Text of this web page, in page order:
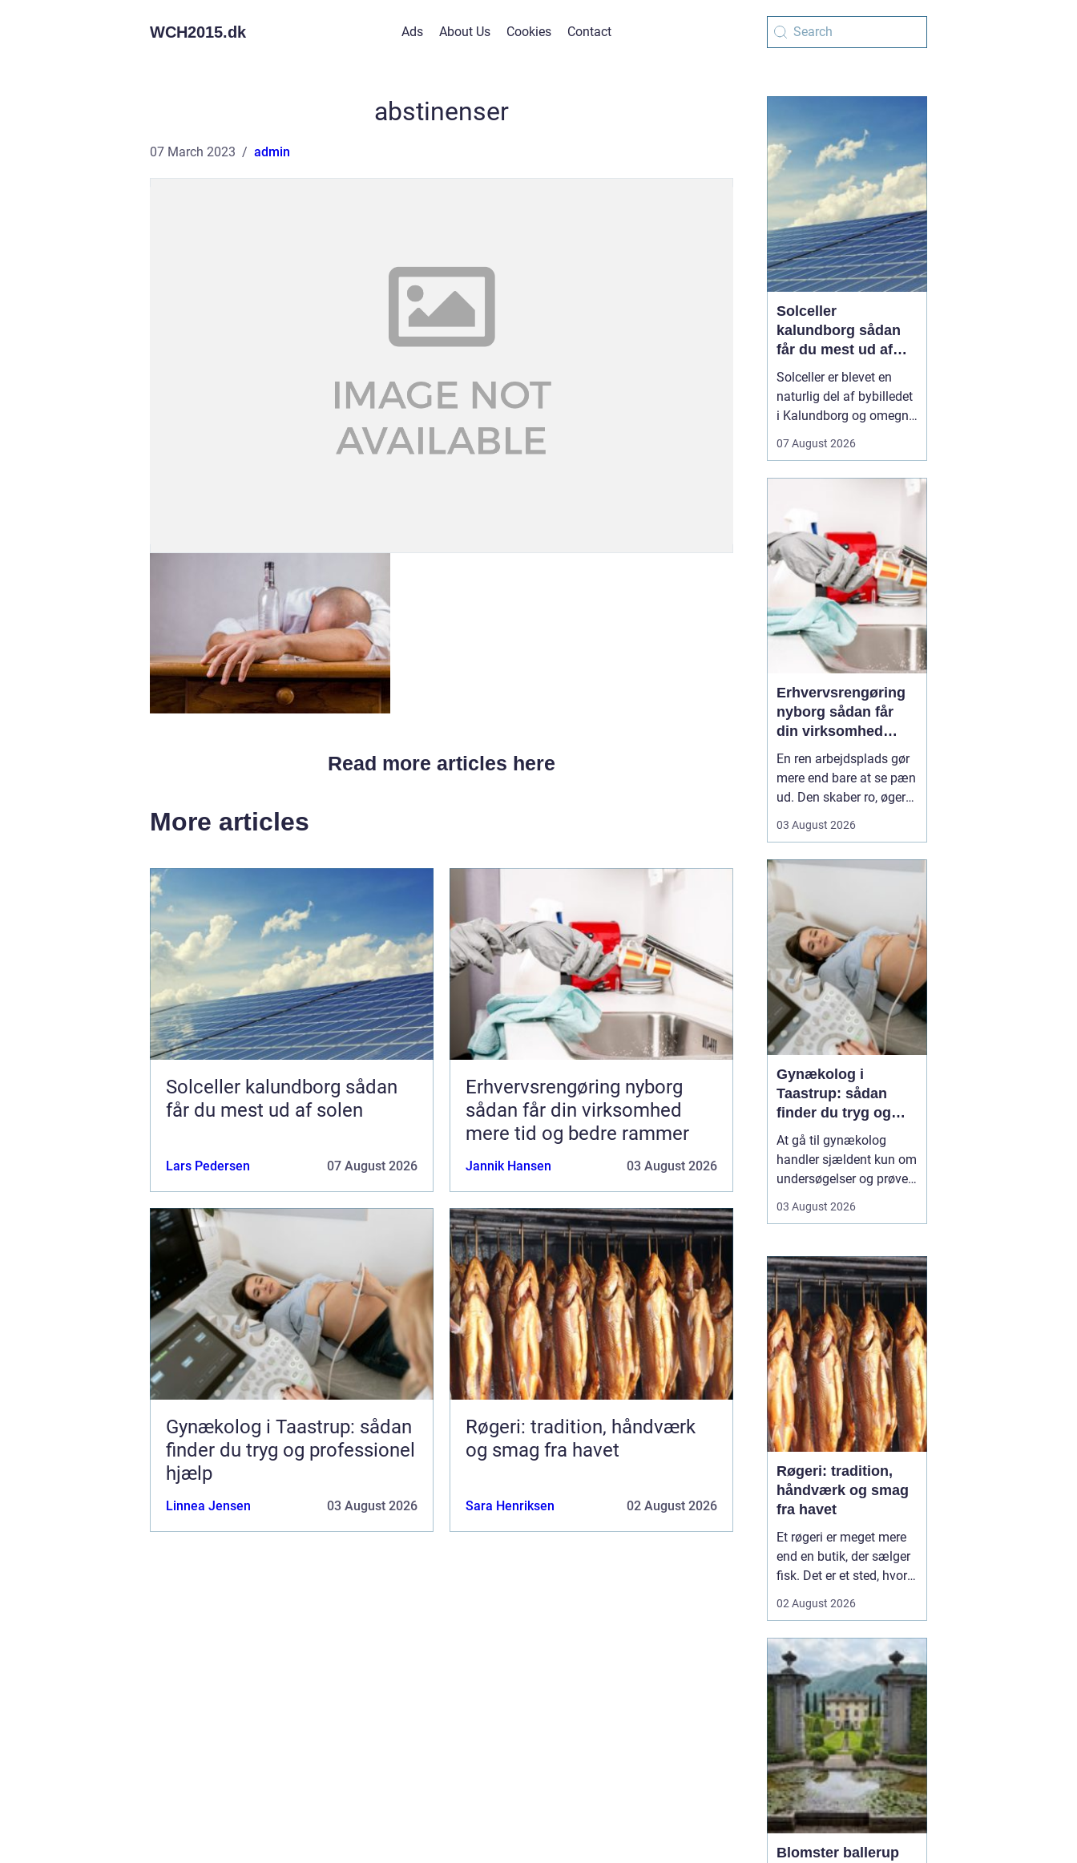
WCH2015.dk Ads About Us Cookies Contact
abstinenser
07 March 2023 admin
Read more articles here
More articles
Solceller kalundborg sådan
får du mest ud af solen
Lars Pedersen 07 August 2026
Erhvervsrengøring nyborg
sådan får din virksomhed
mere tid og bedre rammer
Jannik Hansen 03 August 2026
Gynækolog i Taastrup: sådan
finder du tryg og professionel
hjælp
Linnea Jensen 03 August 2026
Røgeri: tradition, håndværk
og smag fra havet
Sara Henriksen 02 August 2026
Solceller
kalundborg sådan
får du mest ud af
solen
Solceller er blevet en
naturlig del af bybilledet
i Kalundborg og omegn.
og mindre virksomheder
Svaret er for mange ja
især med de høje elpriser
og et stig...
07 August 2026
Erhvervsrengøring
nyborg sådan får
din virksomhed
mere tid og bedre
rammer
En ren arbejdsplads gør
mere end bare at se pæn
ud. Den skaber ro, øger
et mere professionelt
og samarbejdspartnere.
For mange virksomheder
i Nyborg er
erhvervsrengøring derfor
ikke bare en praktisk
nø...
03 August 2026
Gynækolog i
Taastrup: sådan
finder du tryg og
professionel hjælp
At gå til gynækolog
handler sjældent kun om
undersøgelser og prøver.
bekymring, usikkerhed
når de skal tale om
intime problemstillinger.
Derfor betyder valget...
03 August 2026
Røgeri: tradition,
håndværk og smag
fra havet
Et røgeri er meget mere
end en butik, der sælger
fisk. Det er et sted, hvor
håndværkstraditioner
lokal kultur. Her
forvandles fisk fra havet
til røgede delikatesser
med dyb sm...
02 August 2026
Blomster ballerup